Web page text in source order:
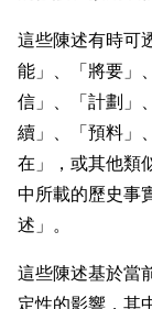
這些陳述有時可
能」、「將要」
信」、「計劃」
續」、「預料」
在」，或其他類
中所載的歷史事
述」。
這些陳述基於當
定性的影響，其